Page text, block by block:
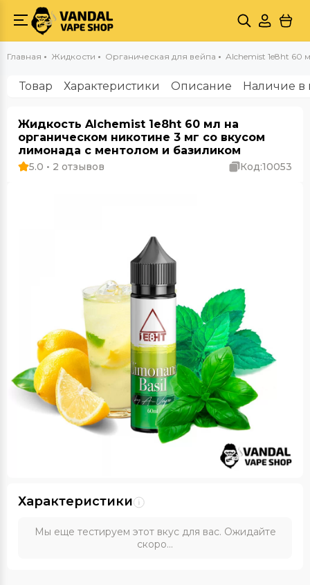
Главная Жидкости Органическая для вейпа Alchemist 1e8ht 60
Товар Характеристики Описание Наличие в
Жидкость Alchemist 1e8ht 60 мл на
органическом никотине 3 мг со вкусом
лимонада с ментолом и базиликом
5.0 • 2 отзывов Код:10053
Характеристики
Мы еще тестируем этот вкус для вас. Ожидайте
скоро...